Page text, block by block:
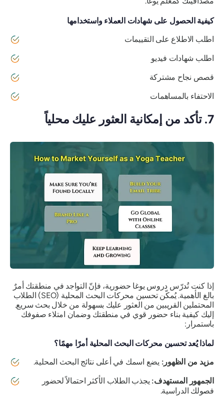
كيفية الحصول على شهادات العملاء واستخدامها
اطلب الاطلاع على التقييمات
اطلب شهادات فيديو
قصص نجاح مشتركة
الاحتفاء بالمساهمات
7. تأكد من إمكانية العثور عليك محلياً
إذا كنت تُدرّس دروس يوغا حضورية، فإنّ التواجد في منطقتك أمرٌ
بالغ الأهمية. يُمكّن تحسين محركات البحث المحلية (SEO) الطلاب
المحتملين القريبين من العثور عليك بسهولة من خلال بحث سريع.
إليك كيفية بناء حضور قوي في منطقتك وضمان امتلاء صفوفك
باستمرار:
لماذا يُعد تحسين محركات البحث المحلية أمرًا مهمًا؟
مزيد من الظهور:يضع اسمك في أعلى نتائج البحث المحلية.
الجمهور المستهدف:يجذب الطلاب الأكثر احتمالاً لحضور
فصولك الدراسية.